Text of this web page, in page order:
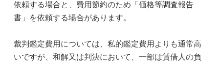
依頼する場合と、費用節約のため「価格等調査報告
書」を依頼する場合があります。
裁判鑑定費用については、私的鑑定費用よりも通常高
いですが、和解又は判決において、一部は賃借人の負